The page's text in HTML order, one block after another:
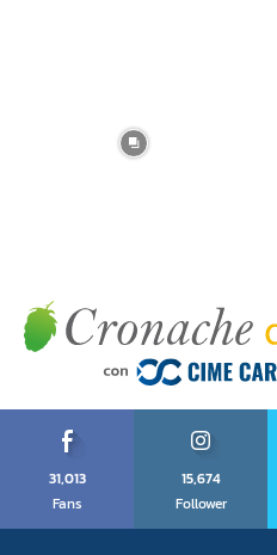
31,013
Fans
15,674
Follower